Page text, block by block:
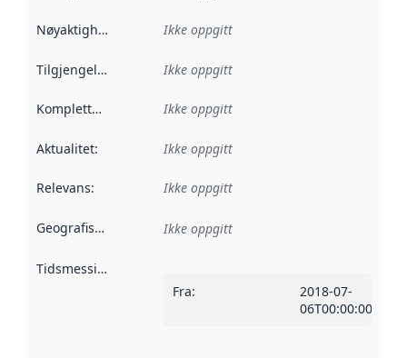
Nøyaktighet Ikke oppgitt
Tilgjengelighet Ikke oppgitt
Kompletthet Ikke oppgitt
Aktualitet: Ikke oppgitt
Relevans: Ikke oppgitt
Geografisk avgrensning :
Ikke oppgitt
Tidsmessig avgrensning
Fra:
2018-07-
06T00:00:00Z